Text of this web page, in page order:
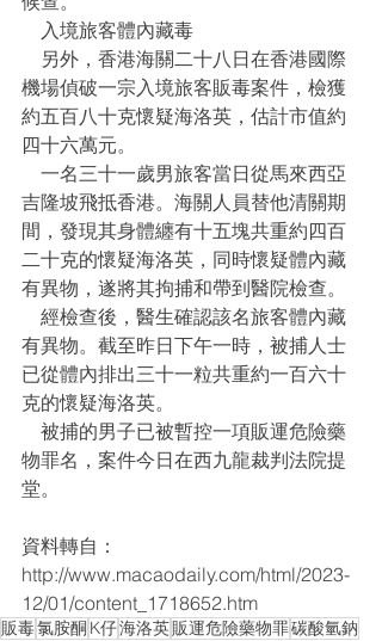
    入境旅客體內藏毒
機場偵破一宗入境旅客販毒案件，檢獲
約五百八十克懷疑海洛英，估計市值約
四十六萬元。
吉隆坡飛抵香港。海關人員替他清關期
間，發現其身體纏有十五塊共重約四百
二十克的懷疑海洛英，同時懷疑體內藏
有異物，遂將其拘捕和帶到醫院檢查。
有異物。截至昨日下午一時，被捕人士
已從體內排出三十一粒共重約一百六十
克的懷疑海洛英。
物罪名，案件今日在西九龍裁判法院提
堂。
資料轉自：
http://www.macaodaily.com/html/2023-
12/01/content_1718652.htm
販毒氯胺酮 K仔海洛英販運危險藥物罪碳酸氫鈉